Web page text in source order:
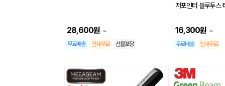
28,600원 ~
무료배송 인쇄무료 선물포장
저포인터 블루투스
16,300원 ~
무료배송 인쇄무료